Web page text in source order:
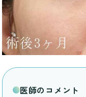
医師のコメント